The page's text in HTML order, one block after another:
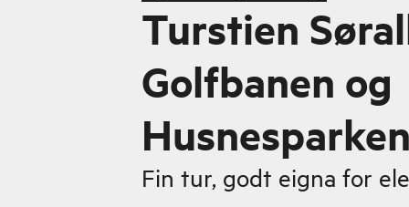
Turstien
Golfbanen og
Husnesparken
Fin tur, godt eigna for